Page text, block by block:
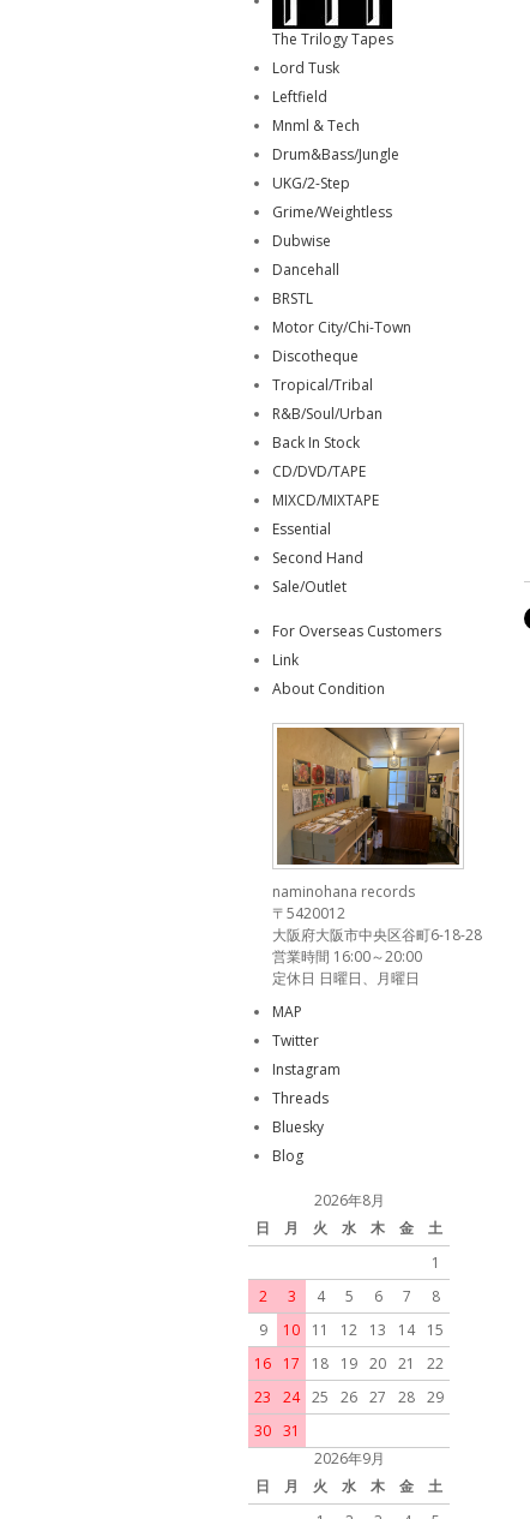
The Trilogy Tapes
Lord Tusk
Leftfield
Mnml & Tech
Drum&Bass/Jungle
UKG/2-Step
Grime/Weightless
Dubwise
Dancehall
BRSTL
Motor City/Chi-Town
Discotheque
Tropical/Tribal
R&B/Soul/Urban
Back In Stock
CD/DVD/TAPE
MIXCD/MIXTAPE
Essential
Second Hand
Sale/Outlet
For Overseas Customers
Link
About Condition
naminohana records
〒5420012
大阪府大阪市中央区谷町6-18-28
営業時間 16:00～20:00
定休日 日曜日、月曜日
MAP
Twitter
Instagram
Threads
Bluesky
Blog
2026年8月
日
月 火 水 木 金
土
1
2
3 4 5 6 7
8
9
10 11 12 13 14
15
16
17 18 19 20 21
22
23
24 25 26 27 28 29
30 31
2026年9月
日
月 火 水 木 金
土